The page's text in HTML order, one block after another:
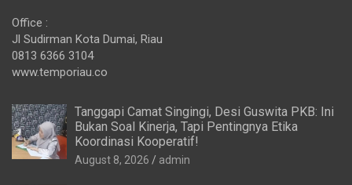
Office :
Jl Sudirman Kota Dumai, Riau
0813 6366 3104
www.temporiau.co
Tanggapi Camat Singingi, Desi Guswita PKB: Ini
Bukan Soal Kinerja, Tapi Pentingnya Etika
Koordinasi Kooperatif!
August 8, 2026 admin